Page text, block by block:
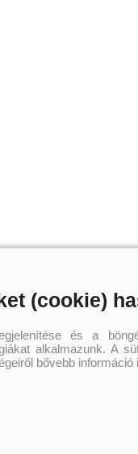
(cookie)
és a
alkalmazunk. A
bővebb információ